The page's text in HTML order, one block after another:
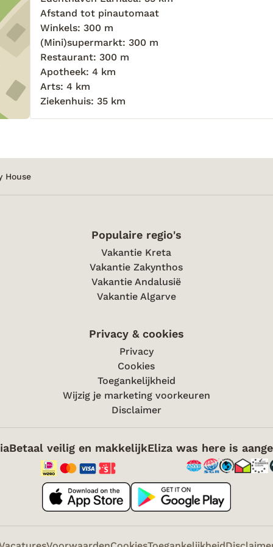
Afstand tot pinautomaat
Winkels: 300 m
(Mini)supermarkt: 300 m
Restaurant: 300 m
Apotheek: 4 km
Arts: 4 km
Ziekenhuis: 35 km
House
Populaire regio's
Vakantie Kreta
Vakantie Zakynthos
Vakantie Andalusië
Vakantie Algarve
Privacy & cookies
Privacy
Cookies
Toegankelijkheid
Wijzig je marketing voorkeuren
Disclaimer
Betaal veilig en makkelijkEliza was here is